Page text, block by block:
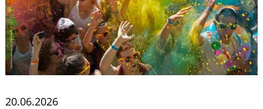
20.06.2026